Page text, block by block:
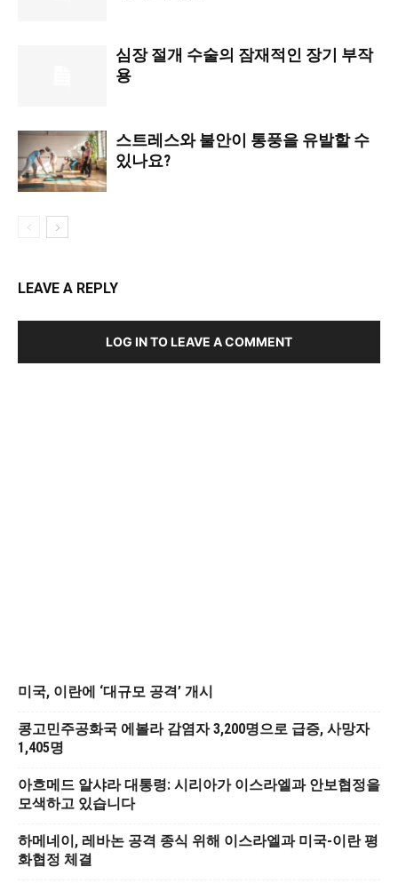
심장 절개 수술의 잠재적인 장기 부작
용
스트레스와 불안이 통풍을 유발할 수
있나요?
LEAVE A REPLY
LOG IN TO LEAVE A COMMENT
미국, 이란에 ‘대규모 공격’ 개시
콩고민주공화국 에볼라 감염자 3,200명으로 급증, 사망자
1,405명
아흐메드 알샤라 대통령: 시리아가 이스라엘과 안보협정을
모색하고 있습니다
하메네이, 레바논 공격 종식 위해 이스라엘과 미국-이란 평
화협정 체결